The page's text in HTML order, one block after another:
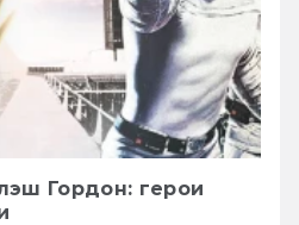
Гордон: герои